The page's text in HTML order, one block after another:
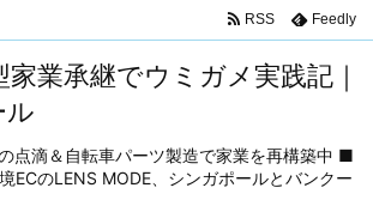
業承継でウミガメ実践記｜
ル
点滴＆自転車パーツ製造で家業を再構築中 ■
ECのLENS MODE、シンガポールとバンクー
RSS Feedly